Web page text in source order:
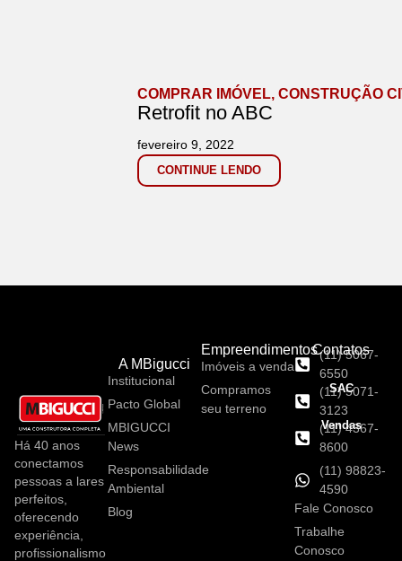
COMPRAR IMÓVEL, CONSTRUÇÃO
Retrofit no ABC
CONTINUE LENDO
fevereiro 9, 2022
Há 40 anos
conectamos
pessoas a lares
perfeitos,
oferecendo
experiência,
profissionalismo
A MBigucci
Institucional
Pacto Global
MBIGUCCI
News
Responsabilidade
Ambiental
Blog
Empreendimentos
Imóveis a venda
Compramos
seu terreno
Contatos
(11) 5067-
6550
SAC
(11) 5071-
3123
Vendas
(11) 4367-
8600
(11) 98823-
4590
Fale Conosco
Trabalhe
Conosco